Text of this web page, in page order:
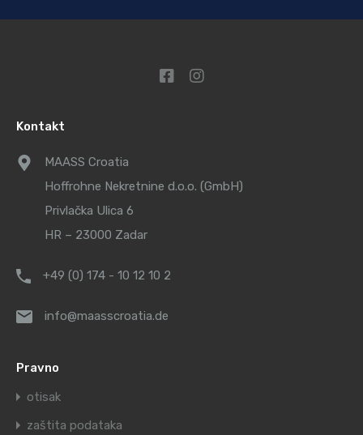
Kontakt
MAASS Croatia
Hoffrohne Nekretnine d.o.o. (GmbH)
Privlačka Ulica 6
HR – 23000 Zadar
+49 (0) 174 - 10 12 10 2
info@maasscroatia.de
Pravno
otisak
zaštita podataka